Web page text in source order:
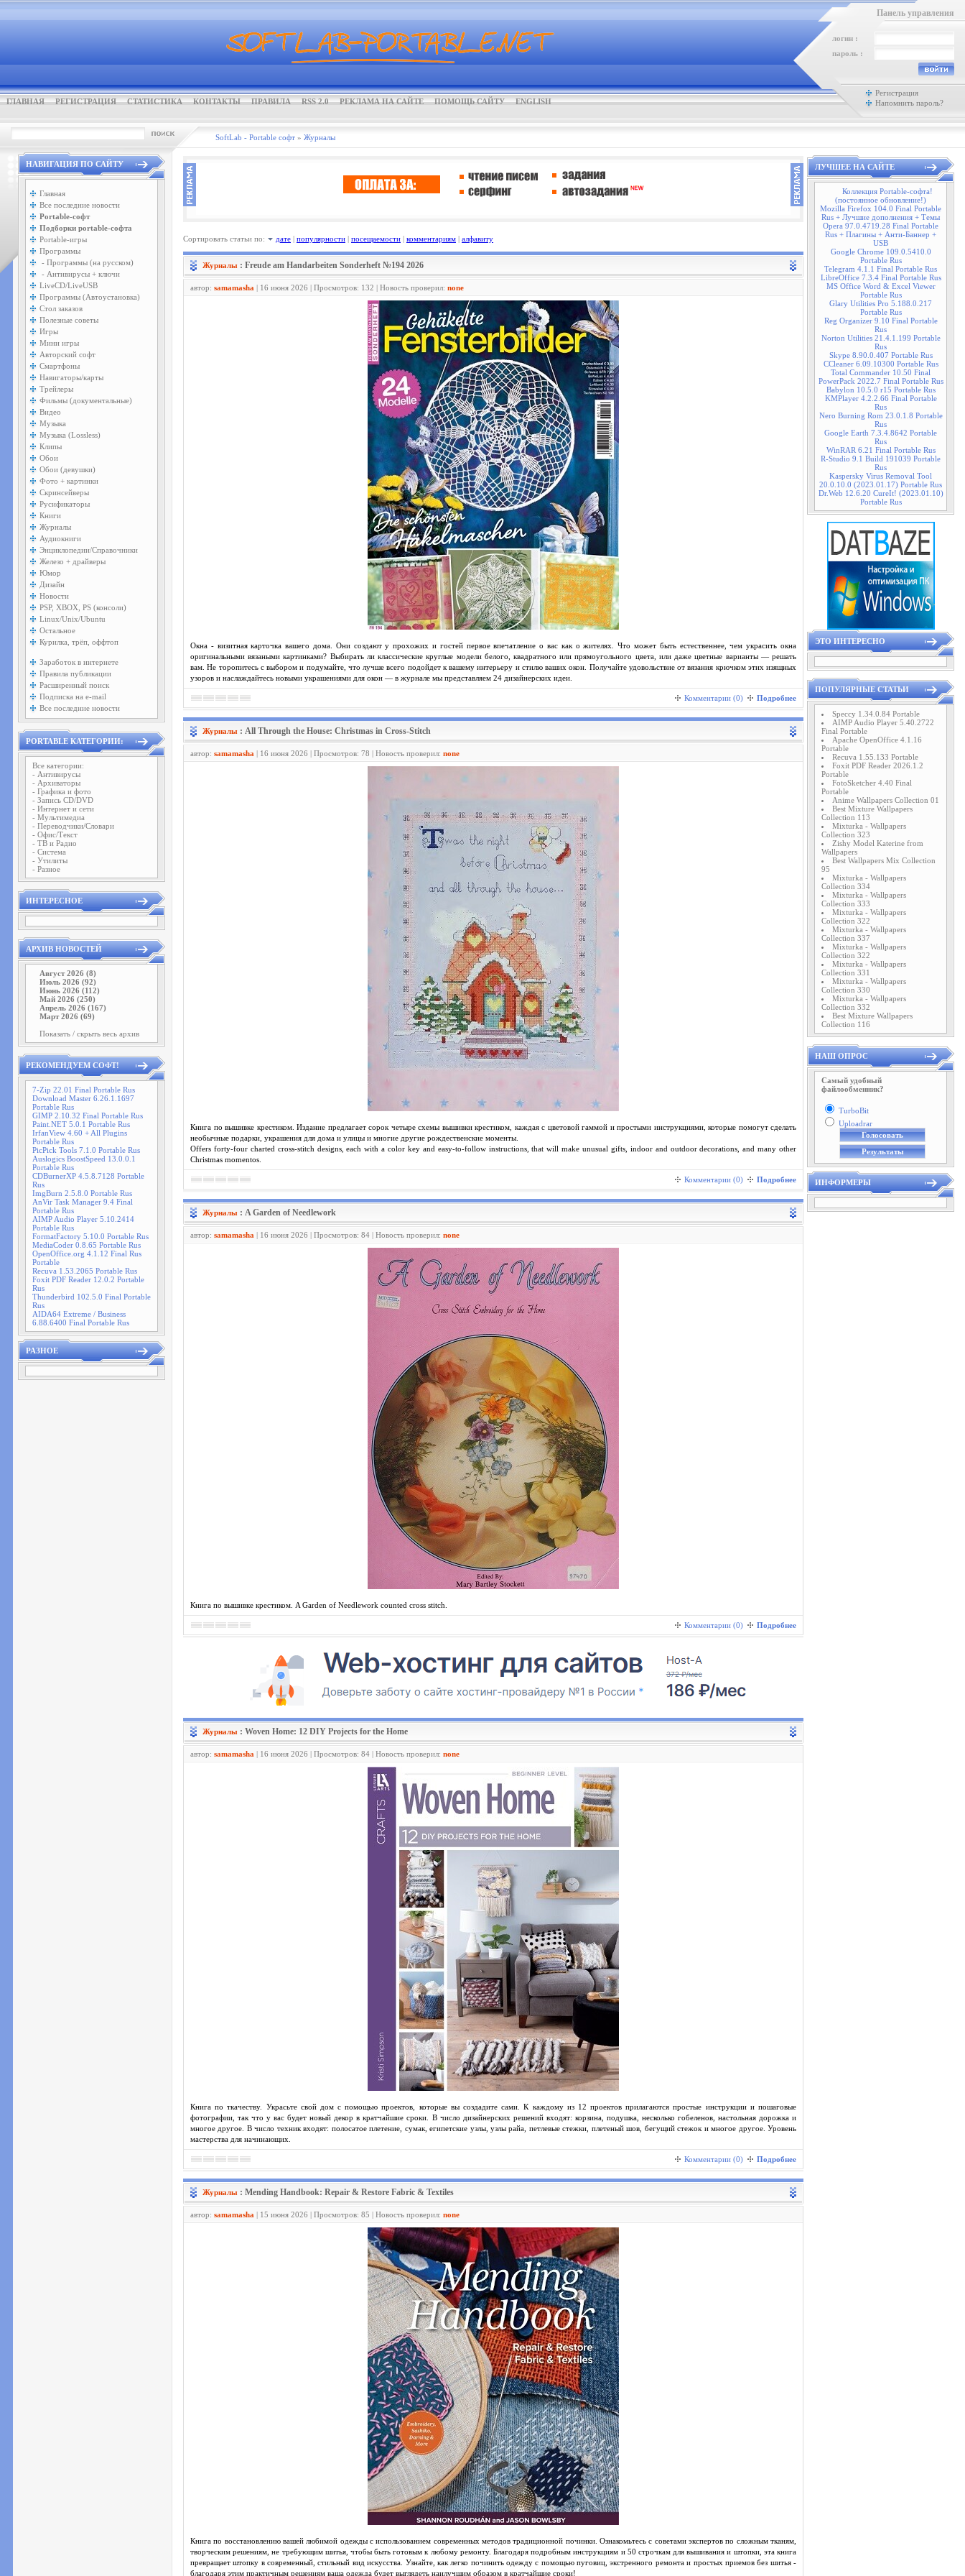
ГЛАВНАЯ РЕГИСТРАЦИЯ СТАТИСТИКА КОНТАКТЫ ПРАВИЛА RSS 2.0 РЕКЛАМА НА САЙТЕ ПОМОЩЬ САЙТУ ENGLISH
Панель управления
логин :
пароль :
Регистрация
Напомнить пароль?
SoftLab - Portable софт » Журналы
НАВИГАЦИЯ ПО САЙТУ
Главная
Все последние новости
Portable-софт
Подборки portable-софта
Portable-игры
Программы
- Программы (на русском)
- Антивирусы + ключи
LiveCD/LiveUSB
Программы (Автоустановка)
Стол заказов
Полезные советы
Игры
Мини игры
Авторский софт
Смартфоны
Навигаторы/карты
Трейлеры
Фильмы (документальные)
Видео
Музыка
Музыка (Lossless)
Клипы
Обои
Обои (девушки)
Фото + картинки
Скринсейверы
Русификаторы
Книги
Журналы
Аудиокниги
Энциклопедии/Справочники
Железо + драйверы
Юмор
Дизайн
Новости
PSP, XBOX, PS (консоли)
Linux/Unix/Ubuntu
Остальное
Курилка, трёп, оффтоп
Заработок в интернете
Правила публикации
Расширенный поиск
Подписка на e-mail
Все последние новости
PORTABLE КАТЕГОРИИ:
Все категории:
- Антивирусы
- Архиваторы
- Графика и фото
- Запись CD/DVD
- Интернет и сети
- Мультимедиа
- Переводчики/Словари
- Офис/Текст
- ТВ и Радио
- Система
- Утилиты
- Разное
ИНТЕРЕСНОЕ
АРХИВ НОВОСТЕЙ
Август 2026 (8)
Июль 2026 (92)
Июнь 2026 (112)
Май 2026 (250)
Апрель 2026 (167)
Март 2026 (69)
Показать / скрыть весь архив
РЕКОМЕНДУЕМ СОФТ!
7-Zip 22.01 Final Portable Rus
Download Master 6.26.1.1697
Portable Rus
GIMP 2.10.32 Final Portable Rus
Paint.NET 5.0.1 Portable Rus
IrfanView 4.60 + All Plugins
Portable Rus
PicPick Tools 7.1.0 Portable Rus
Auslogics BoostSpeed 13.0.0.1
Portable Rus
CDBurnerXP 4.5.8.7128 Portable
Rus
ImgBurn 2.5.8.0 Portable Rus
AnVir Task Manager 9.4 Final
Portable Rus
AIMP Audio Player 5.10.2414
Portable Rus
FormatFactory 5.10.0 Portable Rus
MediaCoder 0.8.65 Portable Rus
OpenOffice.org 4.1.12 Final Rus
Portable
Recuva 1.53.2065 Portable Rus
Foxit PDF Reader 12.0.2 Portable
Rus
Thunderbird 102.5.0 Final Portable
Rus
AIDA64 Extreme / Business
6.88.6400 Final Portable Rus
РАЗНОЕ
Сортировать статьи по: дате | популярности | посещаемости | комментариям | алфавиту
Журналы : Freude am Handarbeiten Sonderheft №194 2026
автор: samamasha | 16 июня 2026 | Просмотров: 132 | Новость проверил: none
Окна - визитная карточка вашего дома. Они создают у прохожих и гостей первое впечатление о вас как о жителях. Что может быть естественнее, чем украсить окна
оригинальными вязаными картинками? Выбирать ли классические круглые модели белого, квадратного или прямоугольного цвета, или даже цветные варианты — решать
вам. Не торопитесь с выбором и подумайте, что лучше всего подойдет к вашему интерьеру и стилю ваших окон. Получайте удовольствие от вязания крючком этих изящных
узоров и наслаждайтесь новыми украшениями для окон — в журнале мы представляем 24 дизайнерских идеи.
Комментарии (0) Подробнее
Журналы : All Through the House: Christmas in Cross-Stitch
автор: samamasha | 16 июня 2026 | Просмотров: 78 | Новость проверил: none
Книга по вышивке крестиком. Издание предлагает сорок четыре схемы вышивки крестиком, каждая с цветовой гаммой и простыми инструкциями, которые помогут сделать
необычные подарки, украшения для дома и улицы и многие другие рождественские моменты.
Offers forty-four charted cross-stitch designs, each with a color key and easy-to-follow instructions, that will make unusual gifts, indoor and outdoor decorations, and many other
Christmas momentos.
Комментарии (0) Подробнее
Журналы : A Garden of Needlework
автор: samamasha | 16 июня 2026 | Просмотров: 84 | Новость проверил: none
Книга по вышивке крестиком. A Garden of Needlework counted cross stitch.
Комментарии (0) Подробнее
Журналы : Woven Home: 12 DIY Projects for the Home
автор: samamasha | 16 июня 2026 | Просмотров: 84 | Новость проверил: none
Книга по ткачеству. Украсьте свой дом с помощью проектов, которые вы создадите сами. К каждому из 12 проектов прилагаются простые инструкции и пошаговые
фотографии, так что у вас будет новый декор в кратчайшие сроки. В число дизайнерских решений входят: корзина, подушка, несколько гобеленов, настольная дорожка и
многое другое. В число техник входят: полосатое плетение, сумак, египетские узлы, узлы райа, петлевые стежки, плетеный шов, бегущий стежок и многое другое. Уровень
мастерства для начинающих.
Комментарии (0) Подробнее
Журналы : Mending Handbook: Repair & Restore Fabric & Textiles
автор: samamasha | 15 июня 2026 | Просмотров: 85 | Новость проверил: none
Книга по восстановлению вашей любимой одежды с использованием современных методов традиционной починки. Ознакомьтесь с советами экспертов по сложным тканям,
творческим решениям, не требующим шитья, чтобы быть готовым к любому ремонту. Благодаря подробным инструкциям и 50 строчкам для вышивания и штопки, эта книга
превращает штопку в современный, стильный вид искусства. Узнайте, как легко починить одежду с помощью пуговиц, экстренного ремонта и простых приемов без шитья -
благодаря этим практичным решениям ваша одежда будет выглядеть наилучшим образом в кратчайшие сроки!
ЛУЧШЕЕ НА САЙТЕ
Коллекция Portable-софта!
(постоянное обновление!)
Mozilla Firefox 104.0 Final Portable
Rus + Лучшие дополнения + Темы
Opera 97.0.4719.28 Final Portable
Rus + Плагины + Анти-Баннер +
USB
Google Chrome 109.0.5410.0
Portable Rus
Telegram 4.1.1 Final Portable Rus
LibreOffice 7.3.4 Final Portable Rus
MS Office Word & Excel Viewer
Portable Rus
Glary Utilities Pro 5.188.0.217
Portable Rus
Reg Organizer 9.10 Final Portable
Rus
Norton Utilities 21.4.1.199 Portable
Rus
Skype 8.90.0.407 Portable Rus
CCleaner 6.09.10300 Portable Rus
Total Commander 10.50 Final
PowerPack 2022.7 Final Portable Rus
Babylon 10.5.0 r15 Portable Rus
KMPlayer 4.2.2.66 Final Portable
Rus
Nero Burning Rom 23.0.1.8 Portable
Rus
Google Earth 7.3.4.8642 Portable
Rus
WinRAR 6.21 Final Portable Rus
R-Studio 9.1 Build 191039 Portable
Rus
Kaspersky Virus Removal Tool
20.0.10.0 (2023.01.17) Portable Rus
Dr.Web 12.6.20 CureIt! (2023.01.10)
Portable Rus
ЭТО ИНТЕРЕСНО
ПОПУЛЯРНЫЕ СТАТЬИ
Speccy 1.34.0.84 Portable
AIMP Audio Player 5.40.2722
Final Portable
Apache OpenOffice 4.1.16
Portable
Recuva 1.55.133 Portable
Foxit PDF Reader 2026.1.2
Portable
FotoSketcher 4.40 Final
Portable
Anime Wallpapers Collection 01
Best Mixture Wallpapers
Collection 113
Mixturka - Wallpapers
Collection 323
Zishy Model Katerine from
Wallpapers
Best Wallpapers Mix Collection
95
Mixturka - Wallpapers
Collection 334
Mixturka - Wallpapers
Collection 333
Mixturka - Wallpapers
Collection 322
Mixturka - Wallpapers
Collection 337
Mixturka - Wallpapers
Collection 322
Mixturka - Wallpapers
Collection 331
Mixturka - Wallpapers
Collection 330
Mixturka - Wallpapers
Collection 332
Best Mixture Wallpapers
Collection 116
НАШ ОПРОС
Самый удобный
файлообменник?
TurboBit
Uploadrar
ИНФОРМЕРЫ